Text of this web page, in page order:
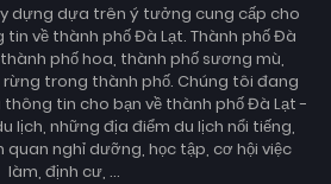
dựng dựa trên ý tưởng cung cấp cho
về thành phố Đà Lạt. Thành phố Đà
phố hoa, thành phố sương mù,
trong thành phố. Chúng tôi đang
thông tin cho bạn về thành phố Đà Lạt -
lịch, những địa điểm du lịch nổi tiếng,
nghỉ dưỡng, học tập, cơ hội việc
làm, định cư, ...